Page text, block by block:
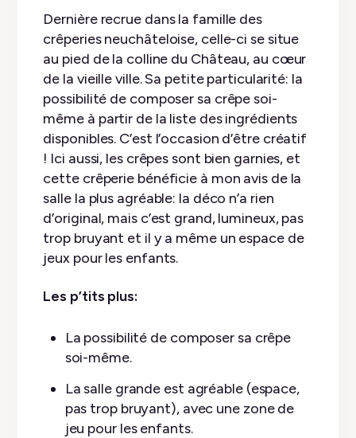
Dernière recrue dans la famille des
crêperies neuchâteloise, celle-ci se situe
au pied de la colline du Château, au cœur
de la vieille ville. Sa petite particularité: la
possibilité de composer sa crêpe soi-
même à partir de la liste des ingrédients
disponibles. C’est l’occasion d’être créatif
! Ici aussi, les crêpes sont bien garnies, et
cette crêperie bénéficie à mon avis de la
salle la plus agréable: la déco n’a rien
d’original, mais c’est grand, lumineux, pas
trop bruyant et il y a même un espace de
jeux pour les enfants.
Les p’tits plus:
La possibilité de composer sa crêpe
soi-même.
La salle grande est agréable (espace,
pas trop bruyant), avec une zone de
jeu pour les enfants.